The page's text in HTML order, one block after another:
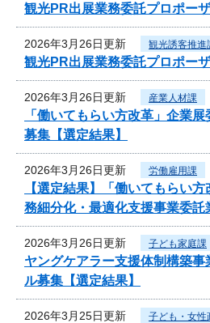
観光PR出展業務委託プロポー
2026年3月26日更新 観光誘客推進
観光PR出展業務委託プロポー
2026年3月26日更新 産業人材課
「働いてもらい方改革」企業
募集【選定結果】
2026年3月26日更新 労働雇用課
【選定結果】「働いてもらい
務細分化・最適化支援事業委託
2026年3月26日更新 子ども家庭課
ヤングケアラー支援体制構築
ル募集【選定結果】
2026年3月25日更新 子ども・女性